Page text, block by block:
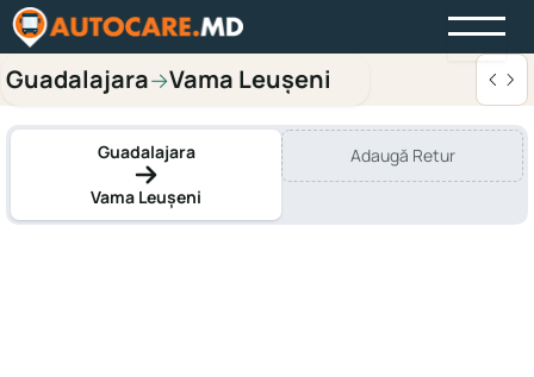
Guadalajara→Vama Leușeni
Guadalajara
Vama Leușeni
Adaugă Retur